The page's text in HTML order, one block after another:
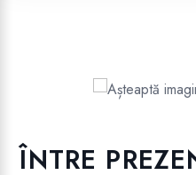
ÎNTRE